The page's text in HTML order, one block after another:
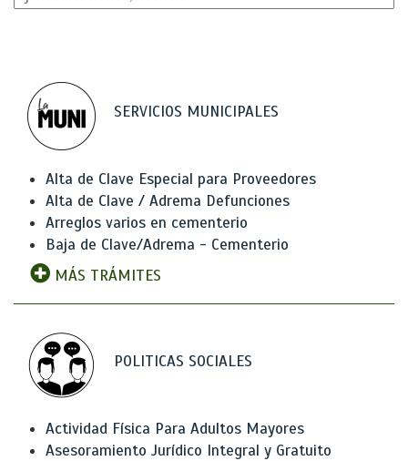
SERVICIOS MUNICIPALES
Alta de Clave Especial para Proveedores
Alta de Clave / Adrema Defunciones
Arreglos varios en cementerio
Baja de Clave/Adrema - Cementerio
MÁS TRÁMITES
POLITICAS SOCIALES
Actividad Física Para Adultos Mayores
Asesoramiento Jurídico Integral y Gratuito